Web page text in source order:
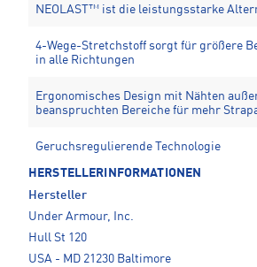
NEOLAST™ ist die leistungsstarke
4-Wege-Stretchstoff sorgt für größere
in alle Richtungen
Ergonomisches Design mit Nähten
beanspruchten Bereiche für mehr
Geruchsregulierende Technologie
HERSTELLERINFORMATIONEN
Hersteller
Under Armour, Inc.
Hull St 120
USA - MD 21230 Baltimore